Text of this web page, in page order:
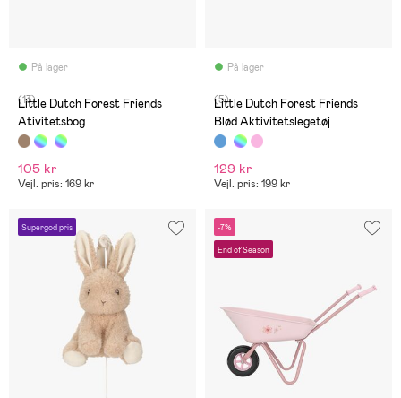
På lager
(13)
Little Dutch Forest Friends
Ativitetsbog
105 kr
Vejl. pris: 169 kr
På lager
(5)
Little Dutch Forest Friends
Blød Aktivitetslegetøj
129 kr
Vejl. pris: 199 kr
Supergod pris -7%
End of Season